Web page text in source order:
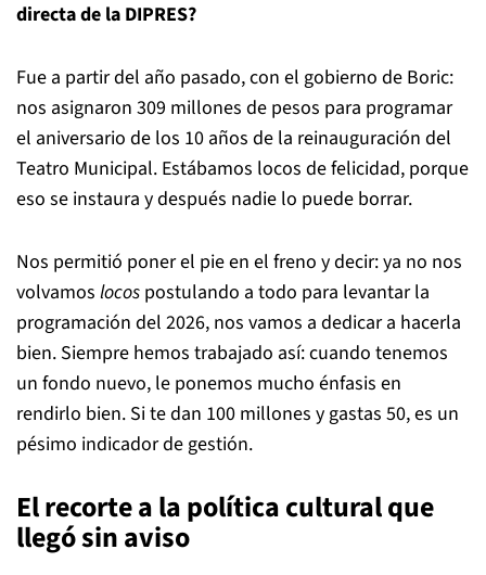
directa de la DIPRES?
Fue a partir del año pasado, con el gobierno de Boric:
nos asignaron 309 millones de pesos para programar
el aniversario de los 10 años de la reinauguración del
Teatro Municipal. Estábamos locos de felicidad, porque
eso se instaura y después nadie lo puede borrar.
Nos permitió poner el pie en el freno y decir: ya no nos
volvamos locos postulando a todo para levantar la
programación del 2026, nos vamos a dedicar a hacerla
bien. Siempre hemos trabajado así: cuando tenemos
un fondo nuevo, le ponemos mucho énfasis en
rendirlo bien. Si te dan 100 millones y gastas 50, es un
pésimo indicador de gestión.
El recorte a la política cultural que
llegó sin aviso